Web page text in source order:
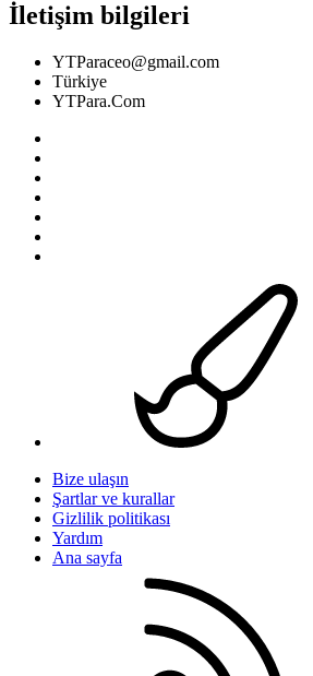
İletişim bilgileri
YTParaceo@gmail.com
Türkiye
YTPara.Com
Bize ulaşın
Şartlar ve kurallar
Gizlilik politikası
Yardım
Ana sayfa